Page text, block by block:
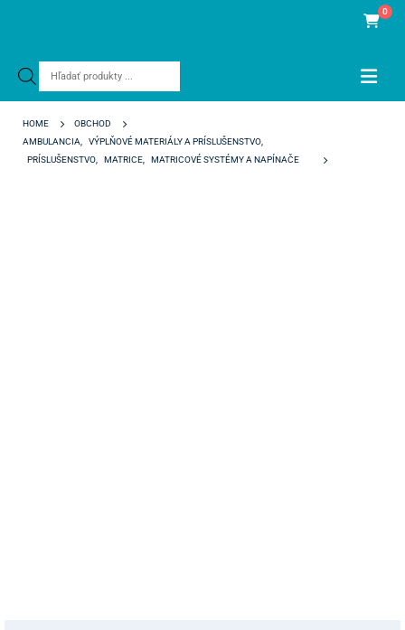
Products
0
HOME
OBCHOD
AMBULANCIA
VÝPLŇOVÉ MATERIÁLY A PRÍSLUŠENSTVO
PRÍSLUŠENSTVO
MATRICE
MATRICOVÉ SYSTÉMY A NAPÍNAČE